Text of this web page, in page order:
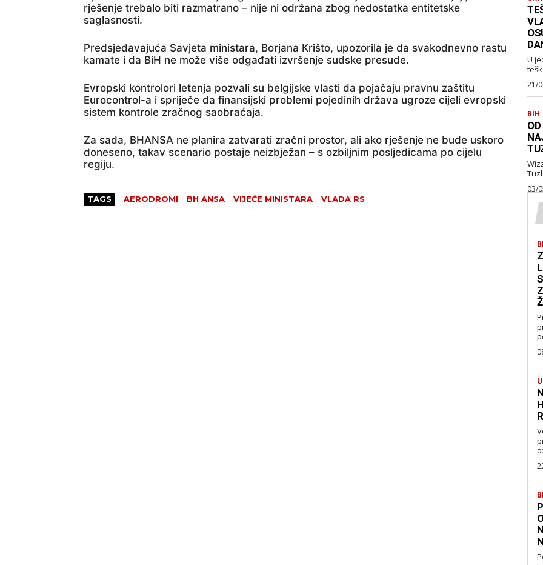
rješenje trebalo biti razmatrano – nije ni održana zbog nedostatka entitetske
saglasnosti.
Predsjedavajuća Savjeta ministara, Borjana Krišto, upozorila je da svakodnevno rastu
kamate i da BiH ne može više odgađati izvršenje sudske presude.
Evropski kontrolori letenja pozvali su belgijske vlasti da pojačaju pravnu zaštitu
Eurocontrol-a i spriječe da finansijski problemi pojedinih država ugroze cijeli evropski
sistem kontrole zračnog saobraćaja.
Za sada, BHANSA ne planira zatvarati zračni prostor, ali ako rješenje ne bude uskoro
doneseno, takav scenario postaje neizbježan – s ozbiljnim posljedicama po cijelu
regiju.
TAGS AERODROMI BH ANSA VIJEĆE MINISTARA VLADA RS
U
21/
BIH
Wizz Air je najavio
03/